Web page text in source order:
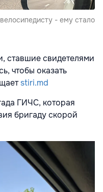
- ему стало
ставшие свидетелями
чтобы оказать
stiri.md
ГИЧС, которая
бригаду скорой